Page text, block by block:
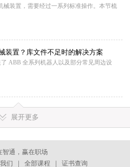
械装置，需要经过一系列标准操作。本节梳
装置？库文件不足时的解决方案
ABB 全系列机器人以及部分常见周边设
展开更多
智通，赢在职场
们 ｜ 全部课程 ｜ 证书查询